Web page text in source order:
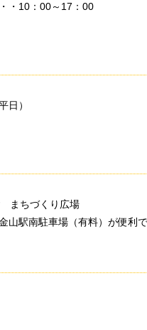
・10：00～17：00
日）
まちづくり広場
山駅南駐車場（有料）が便利